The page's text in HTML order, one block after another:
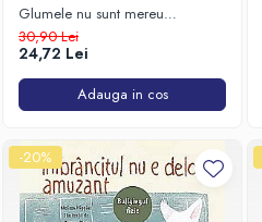
Glumele nu sunt mereu
amuzante. Bullyingul ascuns
30,90 Lei
24,72 Lei
Adauga in cos
-20%